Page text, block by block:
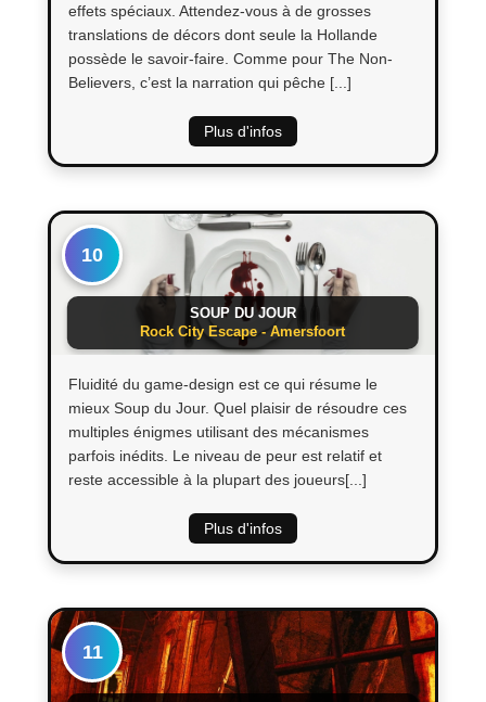
effets spéciaux. Attendez-vous à de grosses
translations de décors dont seule la Hollande
possède le savoir-faire. Comme pour The Non-
Believers, c’est la narration qui pêche [...]
Plus d'infos
10
SOUP DU JOUR
Rock City Escape - Amersfoort
Fluidité du game-design est ce qui résume le
mieux Soup du Jour. Quel plaisir de résoudre ces
multiples énigmes utilisant des mécanismes
parfois inédits. Le niveau de peur est relatif et
reste accessible à la plupart des joueurs[...]
Plus d'infos
11